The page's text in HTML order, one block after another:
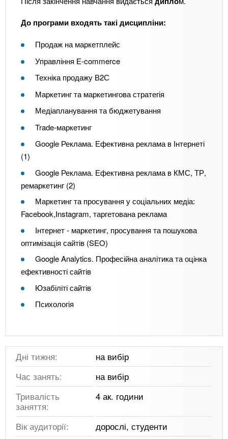
До програми входять такі дисципліни:
Продаж на маркетплейс
Управління Е-commerce
Техніка продажу В2С
Маркетинг та маркетингова стратегія
Медіапланування та бюджетування
Trade-маркетинг
Google Реклама. Ефективна реклама в Інтернеті
(1)
Google Реклама. Ефективна реклама в КМС, ТР,
ремаркетинг (2)
Маркетинг та просування у соціальних медіа:
Facebook,Instagram, таргетована реклама
Інтернет - маркетинг, просування та пошукова
оптимізація сайтів (SEO)
Google Analytics. Професійна аналітика та оцінка
ефективності сайтів
Юзабіліті сайтів
Психологія
Дні тижня:
на вибір
Час занять:
на вибір
Тривалість
заняття:
4 ак. години
Вік аудиторії:
дорослі, студенти